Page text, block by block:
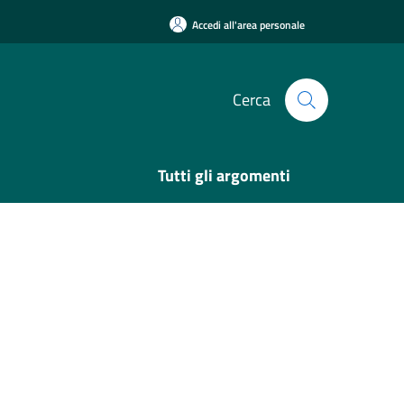
Accedi all'area personale
Cerca
Tutti gli argomenti